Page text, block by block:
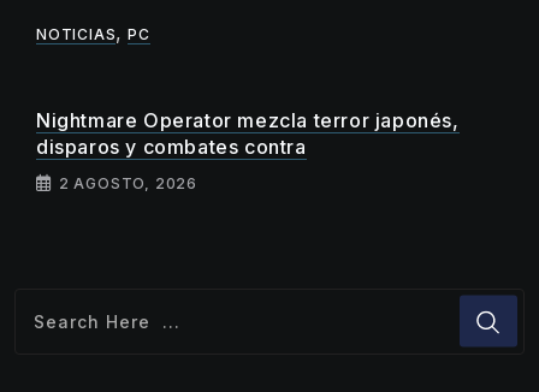
NOTICIAS,PC
Nightmare Operator mezcla terror japonés,
disparos y combates contra
2 AGOSTO, 2026